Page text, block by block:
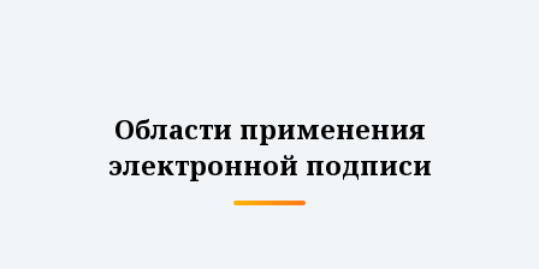
Области применения
электронной подписи